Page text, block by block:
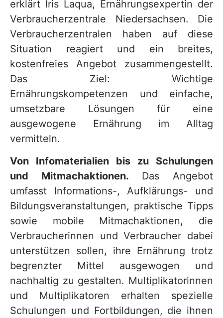
erklärt Iris Laqua, Ernährungsexpertin der
Verbraucherzentrale Niedersachsen. Die
Verbraucherzentralen haben auf diese
Situation reagiert und ein breites,
kostenfreies Angebot zusammengestellt.
Das Ziel: Wichtige
Ernährungskompetenzen und einfache,
umsetzbare Lösungen für eine
ausgewogene Ernährung im Alltag
vermitteln.
Von Infomaterialien bis zu Schulungen
und Mitmachaktionen. Das Angebot
umfasst Informations-, Aufklärungs- und
Bildungsveranstaltungen, praktische Tipps
sowie mobile Mitmachaktionen, die
Verbraucherinnen und Verbraucher dabei
unterstützen sollen, ihre Ernährung trotz
begrenzter Mittel ausgewogen und
nachhaltig zu gestalten. Multiplikatorinnen
und Multiplikatoren erhalten spezielle
Schulungen und Fortbildungen, die ihnen